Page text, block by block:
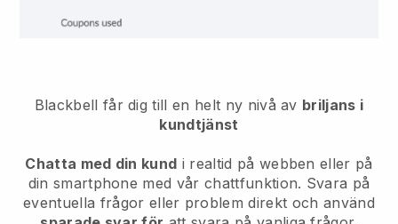
Blackbell får dig till en helt ny nivå av briljans i
kundtjänst
Chatta med din kund i realtid på webben eller på
din smartphone med vår chattfunktion. Svara på
eventuella frågor eller problem direkt och använd